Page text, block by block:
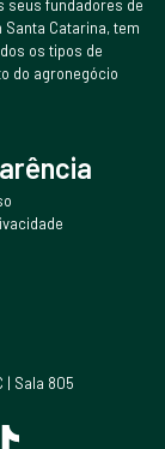
Catarina, tem
os tipos de
do agronegócio
| Sala 805